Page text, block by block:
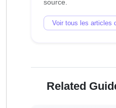
Voir tous les articles
Related